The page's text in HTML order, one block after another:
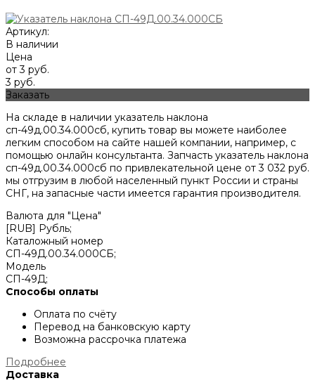
Артикул:
В наличии
Цена
от 3 руб.
3 руб.
Заказать
На складе в наличии указатель наклона
сп-49д.00.34.000сб, купить товар вы можете наиболее
легким способом на сайте нашей компании, например, с
помощью онлайн консультанта. Запчасть указатель наклона
сп-49д.00.34.000сб по привлекательной цене от3 032 руб.
мы отгрузим в любой населенный пункт России и страны
СНГ, на запасные части имеется гарантия производителя.
Валюта для "Цена"
[RUB] Рубль;
Каталожный номер
СП-49Д.00.34.000СБ;
Модель
СП-49Д;
Способы оплаты
Оплата по счёту
Перевод на банковскую карту
Возможна рассрочка платежа
Подробнее
Доставка